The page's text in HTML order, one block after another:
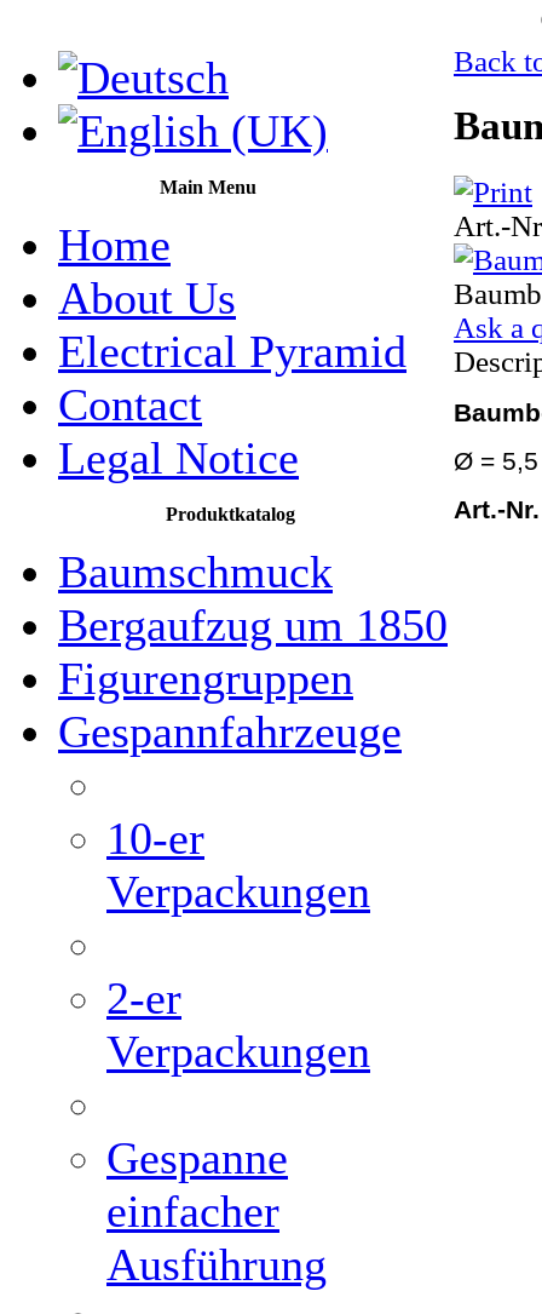
Main Menu
Home
About Us
Electrical Pyramid
Contact
Legal Notice
Produktkatalog
Baumschmuck
Bergaufzug um 1850
Figurengruppen
Gespannfahrzeuge
10-er
Verpackungen
2-er
Verpackungen
Gespanne
einfacher
Ausführung
Back
Art.-
Ask a
Ø =
Art.-